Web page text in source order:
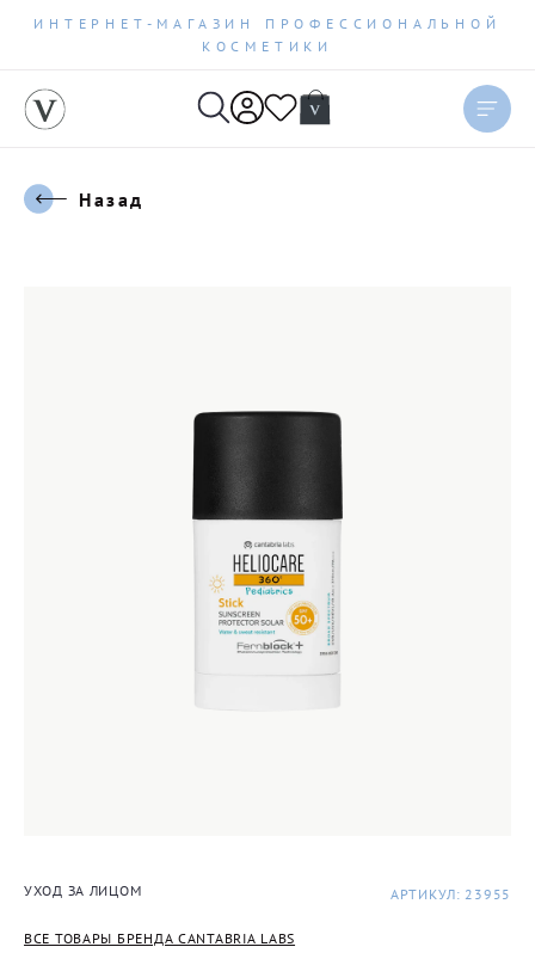
ИНТЕРНЕТ-МАГАЗИН ПРОФЕССИОНАЛЬНОЙ
КОСМЕТИКИ
Назад
УХОД ЗА ЛИЦОМ
ВСЕ ТОВАРЫ БРЕНДА CANTABRIA LABS
АРТИКУЛ: 23955